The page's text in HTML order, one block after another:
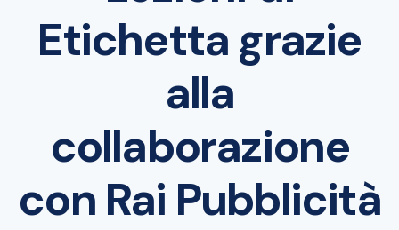
Etichetta grazie
alla
collaborazione
con Rai Pubblicità